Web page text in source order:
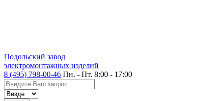
Подольский завод
электромонтажных изделий
8 (495) 798-00-46 Пн. - Пт. 8:00 - 17:00